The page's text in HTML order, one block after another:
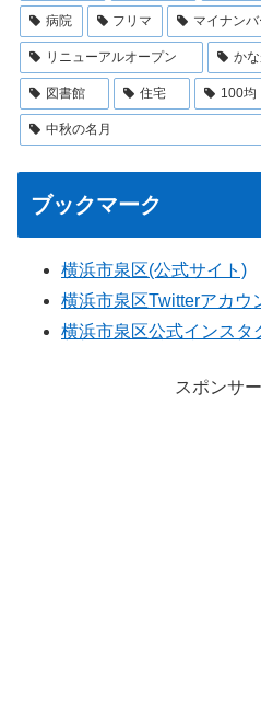
病院 フリマ マイナン
リニューアルオープン か
図書館 住宅 100均
中秋の名月
ブックマーク
横浜市泉区(公式サイト)
横浜市泉区Twitterアカウ
横浜市泉区公式インスタ
スポンサ